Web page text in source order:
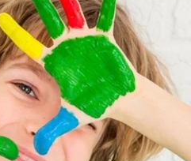
ACTIVA III
JUBILAR MARISTA IV
noticias